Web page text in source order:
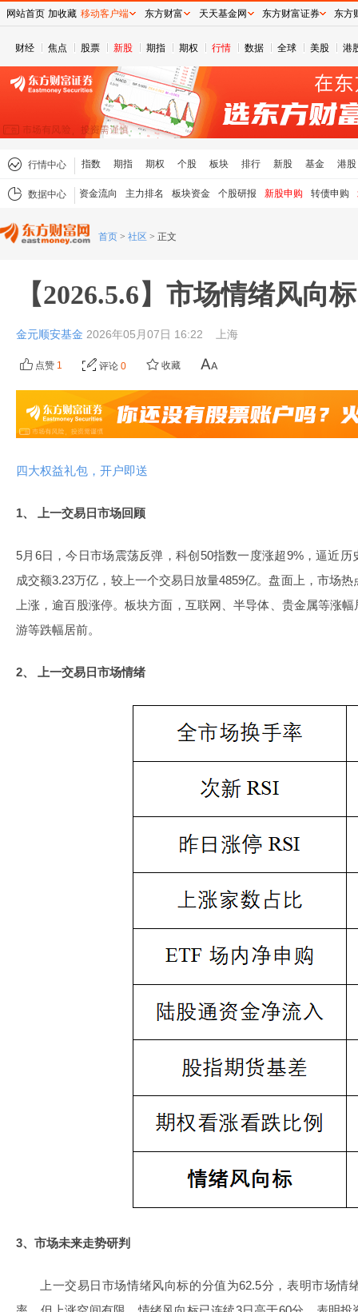
财经 焦点 股票 新股 期指 期权 行情 数据 全球 美股 港
行情中心 指数 期指 期权 个股 板块 排行 新股 基金 港股
数据中心 资金流向 主力排名 板块资金 个股研报 新股申购 转债申购
首页 > 社区 > 正文
【2026.5.6】市场情绪风向标
金元顺安基金 2026年05月07日 16:22 上海
点赞 1 评论 0 收藏
四大权益礼包，开户即送
1、 上一交易日市场回顾
5月6日，今日市场震荡反弹，科创50指数一度涨超9%，逼近
成交额3.23万亿，较上一个交易日放量4859亿。盘面上，市场
上涨，逾百股涨停。板块方面，互联网、半导体、贵金属等涨
游等跌幅居前。
2、 上一交易日市场情绪
3、市场未来走势研判
上一交易日市场情绪风向标的分值为62.5分，表明市场
网站首页 加收藏 移动客户端 东方财富 天天基金网 东方财富证券 东方